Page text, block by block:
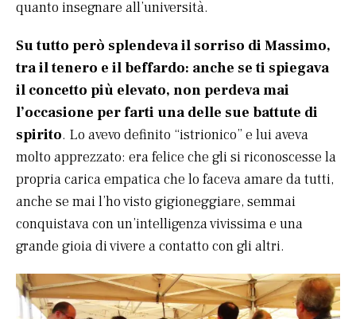
quanto insegnare all’università.
Su tutto però splendeva il sorriso di Massimo,
tra il tenero e il beffardo: anche se ti spiegava
il concetto più elevato, non perdeva mai
l’occasione per farti una delle sue battute di
spirito. Lo avevo definito “istrionico” e lui aveva
molto apprezzato: era felice che gli si riconoscesse la
propria carica empatica che lo faceva amare da tutti,
anche se mai l’ho visto gigioneggiare, semmai
conquistava con un’intelligenza vivissima e una
grande gioia di vivere a contatto con gli altri.